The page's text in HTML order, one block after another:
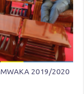
MWAKA 2019/2020